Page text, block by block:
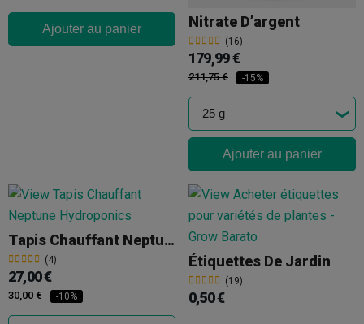
Ajouter au panier Nitrate D’argent
(16)
179,99 €
211,75 € -15%
Ajouter au panier
Tapis Chauffant Neptune Hydroponics
(4)
27,00 €
30,00 € -10%
Étiquettes De Jardin
(19)
0,50 €